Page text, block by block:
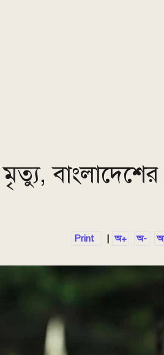
বাংলাদেশের
Print অ+ অ- অ